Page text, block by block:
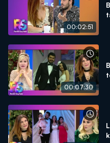
00:02:51
00:07:30